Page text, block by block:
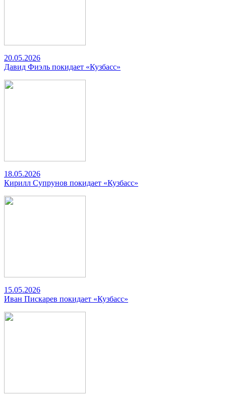
20.05.2026
Давид Фиэль покидает «Кузбасс»
18.05.2026
Кирилл Супрунов покидает «Кузбасс»
15.05.2026
Иван Пискарев покидает «Кузбасс»